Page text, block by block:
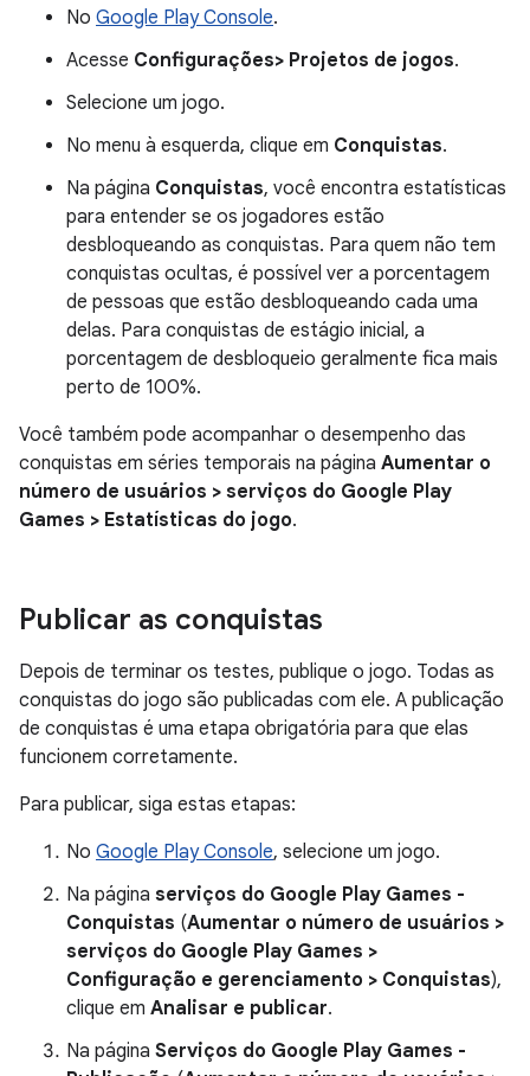
No Google Play Console.
Acesse Configurações> Projetos de jogos.
Selecione um jogo.
No menu à esquerda, clique em Conquistas.
Na página Conquistas, você encontra estatísticas
para entender se os jogadores estão
desbloqueando as conquistas. Para quem não tem
conquistas ocultas, é possível ver a porcentagem
de pessoas que estão desbloqueando cada uma
delas. Para conquistas de estágio inicial, a
porcentagem de desbloqueio geralmente fica mais
perto de 100%.
Você também pode acompanhar o desempenho das
conquistas em séries temporais na página Aumentar o
número de usuários > serviços do Google Play
Games > Estatísticas do jogo.
Publicar as conquistas
Depois de terminar os testes, publique o jogo. Todas as
conquistas do jogo são publicadas com ele. A publicação
de conquistas é uma etapa obrigatória para que elas
funcionem corretamente.
Para publicar, siga estas etapas:
No Google Play Console, selecione um jogo.
Na página serviços do Google Play Games -
Conquistas (Aumentar o número de usuários >
serviços do Google Play Games >
Configuração e gerenciamento > Conquistas),
clique em Analisar e publicar.
Na página Serviços do Google Play Games -